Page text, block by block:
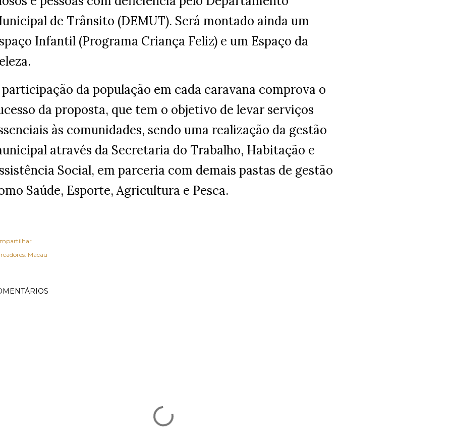
de Trânsito (DEMUT). Será montado ainda um
Infantil (Programa Criança Feliz) e um Espaço da
participação da população em cada caravana comprova o
da proposta, que tem o objetivo de levar serviços
às comunidades, sendo uma realização da gestão
através da Secretaria do Trabalho, Habitação e
Social, em parceria com demais pastas de gestão
Saúde, Esporte, Agricultura e Pesca.
Macau